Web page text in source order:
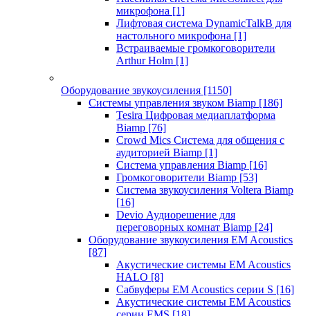
микрофона [1]
Лифтовая система DynamicTalkB для
настольного микрофона [1]
Встраиваемые громкоговорители
Arthur Holm [1]
Оборудование звукоусиления [1150]
Системы управления звуком Biamp [186]
Tesira Цифровая медиаплатформа
Biamp [76]
Crowd Mics Система для общения с
аудиторией Biamp [1]
Система управления Biamp [16]
Громкоговорители Biamp [53]
Система звукоусиления Voltera Biamp
[16]
Devio Аудиорешение для
переговорных комнат Biamp [24]
Оборудование звукоусиления EM Acoustics
[87]
Акустические системы EM Acoustics
HALO [8]
Сабвуферы EM Acoustics серии S [16]
Акустические системы EM Acoustics